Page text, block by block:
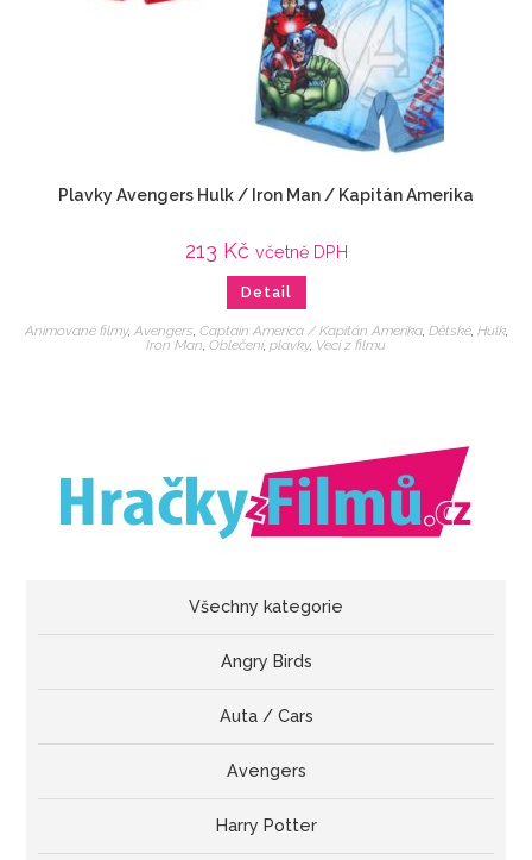
Plavky Avengers Hulk / Iron Man / Kapitán Amerika
213 Kč včetně DPH
Detail
Animované filmy, Avengers, Captain America / Kapitán Amerika, Dětské, Hulk,
Iron Man, Oblečení, plavky, Veci z filmu
Všechny kategorie
Angry Birds
Auta / Cars
Avengers
Harry Potter